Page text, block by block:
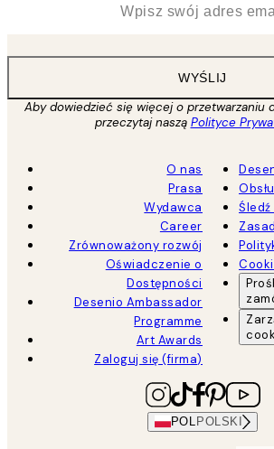
WYŚLIJ
Aby dowiedzieć się więcej o przetwarzaniu
przeczytaj naszą Polityce
O nas
Prasa
Wydawca
Career
Zrównoważony rozwój
Oświadczenie o
Dostępności
Desenio Ambassador
Programme
Art Awards
Zaloguj się (firma)
POL POLSKI